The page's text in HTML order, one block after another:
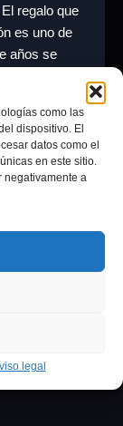
como las
dispositivo. El
datos como el
en este sitio.
negativamente a
legal
regalo que
es uno de
años se